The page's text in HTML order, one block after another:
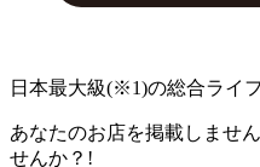
日本最大級(※1)の総合ライ
あなたのお店を掲載しませ
せんか？!